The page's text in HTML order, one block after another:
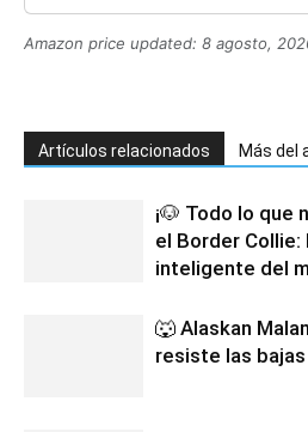
Amazon price updated: 8 agosto,
Artículos relacionados Más del
¡🐶 Todo lo que
el Border Collie:
inteligente del
🐺 Alaskan
resiste las